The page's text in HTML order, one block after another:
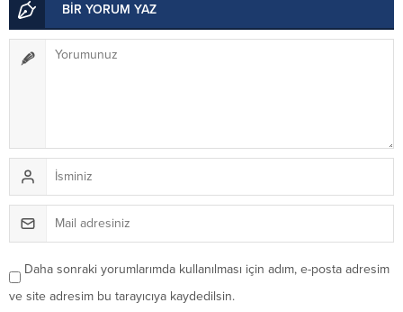
BİR YORUM YAZ
Daha sonraki yorumlarımda kullanılması için adım, e-posta adresim
ve site adresim bu tarayıcıya kaydedilsin.